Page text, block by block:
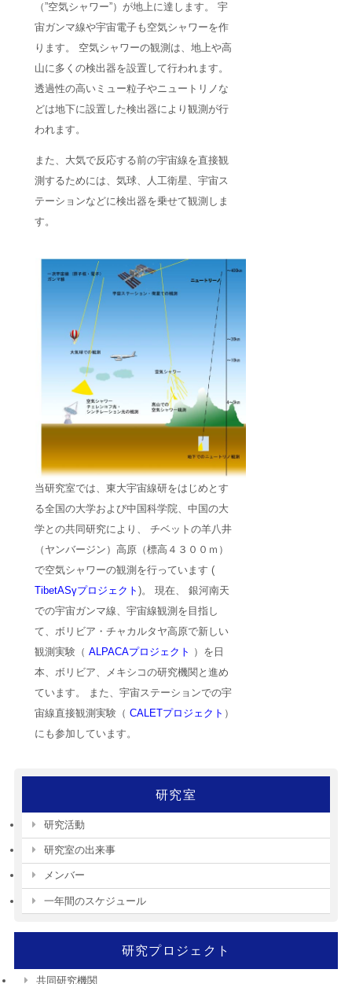
（”空気シャワー”）が地上に達します。 宇
宙ガンマ線や宇宙電子も空気シャワーを作
ります。 空気シャワーの観測は、地上や高
山に多くの検出器を設置して行われます。
透過性の高いミュー粒子やニュートリノな
どは地下に設置した検出器により観測が行
われます。
また、大気で反応する前の宇宙線を直接観
測するためには、気球、人工衛星、宇宙ス
テーションなどに検出器を乗せて観測しま
す。
当研究室では、東大宇宙線研をはじめとす
る全国の大学および中国科学院、中国の大
学との共同研究により、 チベットの羊八井
（ヤンバージン）高原（標高４３００ｍ）
で空気シャワーの観測を行っています (
TibetASγプロジェクト )。 現在、 銀河南天
での宇宙ガンマ線、宇宙線観測を目指し
て、ボリビア・チャカルタヤ高原で新しい
観測実験（ ALPACAプロジェクト ）を日
本、ボリビア、メキシコの研究機関と進め
ています。 また、宇宙ステーションでの宇
宙線直接観測実験（ CALETプロジェクト ）
にも参加しています。
研究室
研究活動
研究室の出来事
メンバー
一年間のスケジュール
研究プロジェクト
共同研究機関